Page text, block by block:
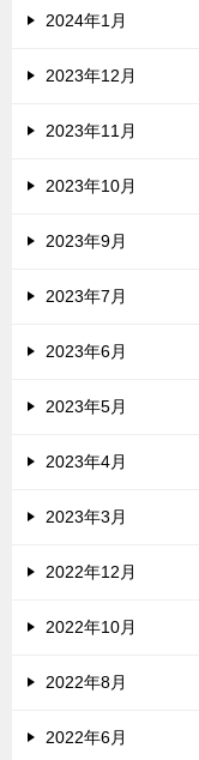
2024年1月
2023年12月
2023年11月
2023年10月
2023年9月
2023年7月
2023年6月
2023年5月
2023年4月
2023年3月
2022年12月
2022年10月
2022年8月
2022年6月